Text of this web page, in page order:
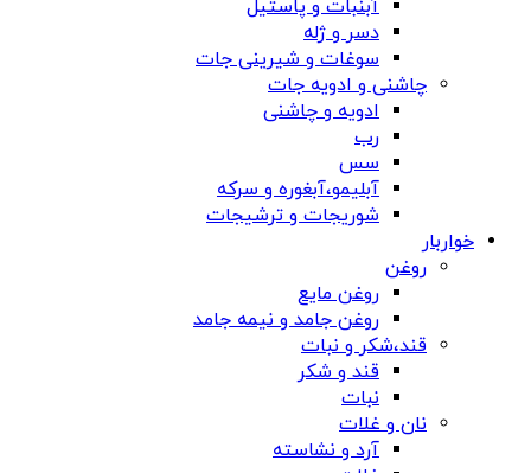
آبنبات و پاستیل
دسر و ژله
سوغات و شیرینی جات
چاشنی و ادویه جات
ادویه و چاشنی
رب
سس
آبلیمو،آبغوره و سرکه
شوریجات و ترشیجات
خواربار
روغن
روغن مایع
روغن جامد و نیمه جامد
قند،شکر و نبات
قند و شکر
نبات
نان و غلات
آرد و نشاسته